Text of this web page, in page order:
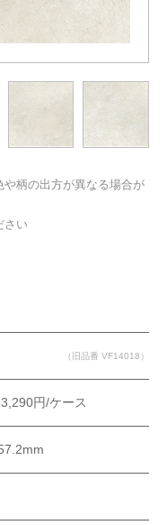
柄の出方が異なる場合が
さい
（旧品番 VF14018）
円/ケース